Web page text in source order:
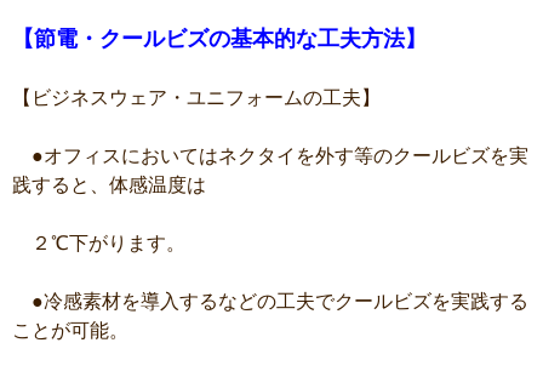
【節電・クールビズの基本的な工夫方法】
【ビジネスウェア・ユニフォームの工夫】
●オフィスにおいてはネクタイを外す等のクールビズを実
践すると、体感温度は
２℃下がります。
●冷感素材を導入するなどの工夫でクールビズを実践する
ことが可能。